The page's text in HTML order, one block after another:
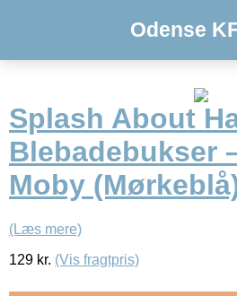
Odense
Splash About
Blebadebukser
Moby
(Læs mere)
129 kr. (Vis fragtpris)